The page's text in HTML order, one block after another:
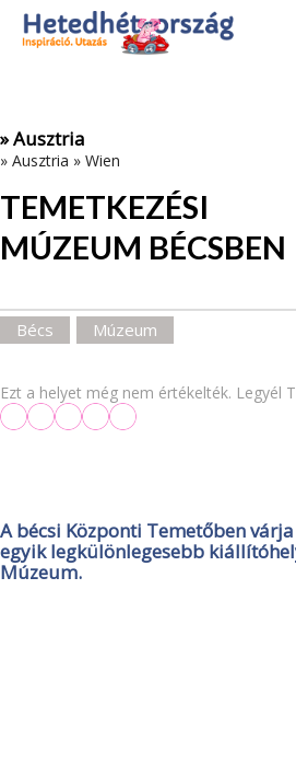
Az oldal sütiket (cookies) használ.
Adatvédelmi tájékoztató
» Ausztria
» Ausztria » Wien
TEMETKEZÉSI
MÚZEUM BÉCSBEN
Bécs Múzeum
Ezt a helyet még nem értékelték. Legyél
A bécsi Központi Temetőben
egyik legkülönlegesebb
Múzeum.